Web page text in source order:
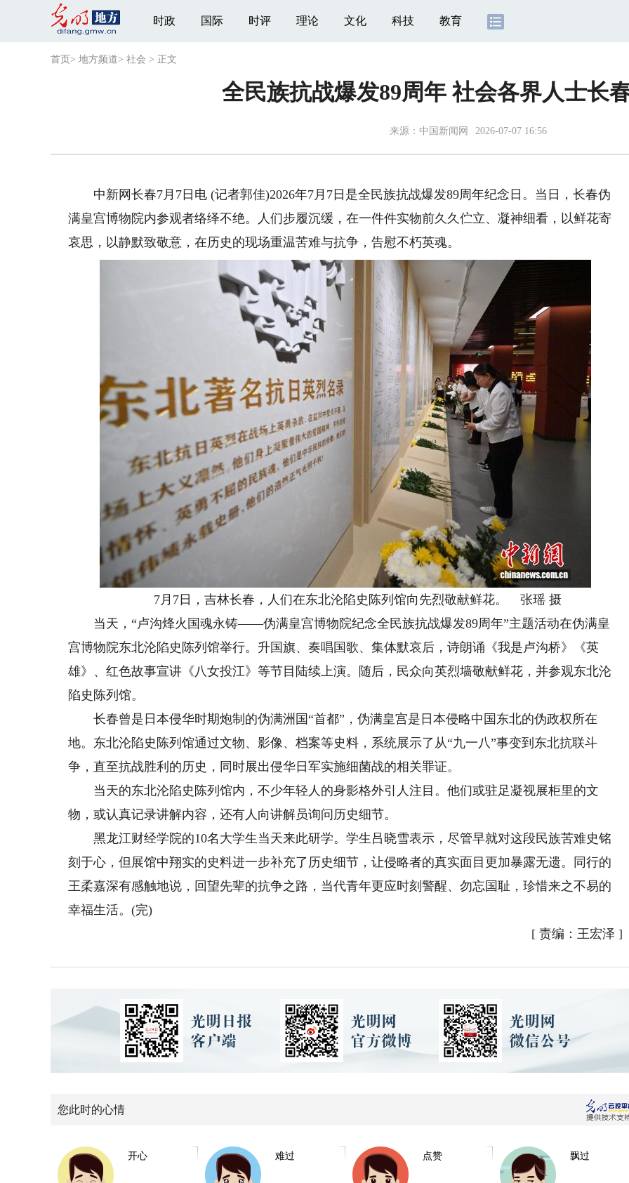
时政 国际 时评 理论 文化 科技 教育
首页 > 地方频道> 社会 > 正文
全民族抗战爆发89周年 社会各界人士长
来源： 中国新闻网 2026-07-07 16:56
中新网长春7月7日电 (记者郭佳)2026年7月7日是全民族抗战爆发89周年纪念日。当日，长春伪
满皇宫博物院内参观者络绎不绝。人们步履沉缓，在一件件实物前久久伫立、凝神细看，以鲜花寄
哀思，以静默致敬意，在历史的现场重温苦难与抗争，告慰不朽英魂。
7月7日，吉林长春，人们在东北沦陷史陈列馆向先烈敬献鲜花。 张瑶 摄
当天，“卢沟烽火国魂永铸——伪满皇宫博物院纪念全民族抗战爆发89周年”主题活动在伪满皇
宫博物院东北沦陷史陈列馆举行。升国旗、奏唱国歌、集体默哀后，诗朗诵《我是卢沟桥》《英
雄》、红色故事宣讲《八女投江》等节目陆续上演。随后，民众向英烈墙敬献鲜花，并参观东北沦
陷史陈列馆。
长春曾是日本侵华时期炮制的伪满洲国“首都”，伪满皇宫是日本侵略中国东北的伪政权所在
地。东北沦陷史陈列馆通过文物、影像、档案等史料，系统展示了从“九一八”事变到东北抗联斗
争，直至抗战胜利的历史，同时展出侵华日军实施细菌战的相关罪证。
当天的东北沦陷史陈列馆内，不少年轻人的身影格外引人注目。他们或驻足凝视展柜里的文
物，或认真记录讲解内容，还有人向讲解员询问历史细节。
黑龙江财经学院的10名大学生当天来此研学。学生吕晓雪表示，尽管早就对这段民族苦难史铭
刻于心，但展馆中翔实的史料进一步补充了历史细节，让侵略者的真实面目更加暴露无遗。同行的
王柔嘉深有感触地说，回望先辈的抗争之路，当代青年更应时刻警醒、勿忘国耻，珍惜来之不易的
幸福生活。(完)
[ 责编：王宏泽 ]
您此时的心情
开心 难过 点赞 飘过